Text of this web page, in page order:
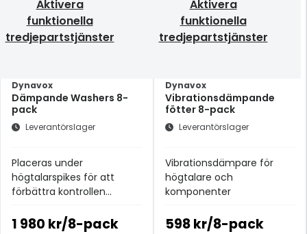
Aktivera
funktionella
tredjepartstjänster
Dynavox
Dämpande Washers 8-
pack
Leverantörslager
Placeras under
högtalarspikes för att
förbättra kontrollen
vibrationer.
1 980 kr/8-pack
Aktivera
funktionella
tredjepartstjänster
Dynavox
Vibrationsdämpande
fötter 8-pack
Leverantörslager
Vibrationsdämpare för
högtalare och
komponenter
598 kr/8-pack